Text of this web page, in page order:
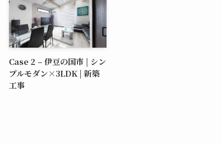
Case 2 – 伊豆の国市 | シン
プルモダン×3LDK | 新築
工事